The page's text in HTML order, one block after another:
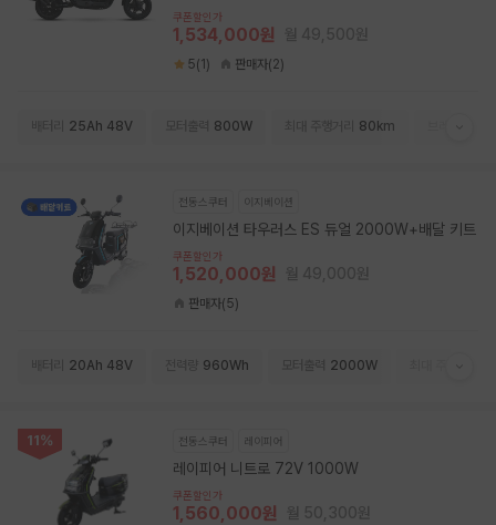
쿠폰할인가
1,534,000원
5(1) 판매자(2)
25Ah 48V 800W 80km
전동스쿠터 이지베이션
이지베이션 타우러스 ES 듀얼 2000W+배달 키트
쿠폰할인가
1,520,000원
판매자(5)
20Ah 48V 960Wh 2000W
11% 전동스쿠터 레이피어
레이피어 니트로 72V 1000W
쿠폰할인가
1,560,000원